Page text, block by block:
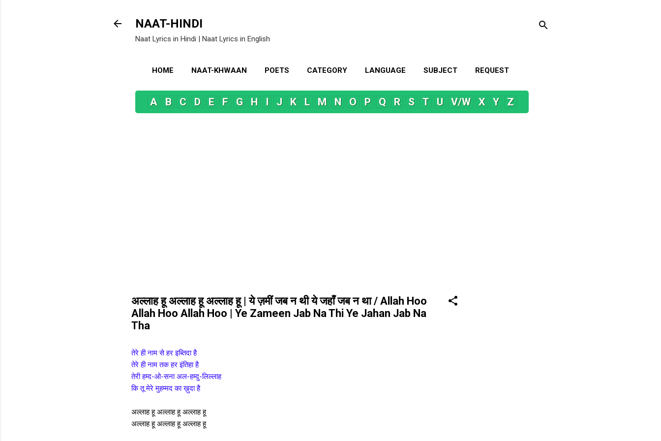
NAAT-HINDI
Naat Lyrics in Hindi | Naat Lyrics in English
HOME NAAT-KHWAAN POETS CATEGORY LANGUAGE SUBJECT REQUEST
MORE… CONTACT US
A B C D E F G H I J K L M N O P Q R S T U V/W X Y Z
अल्लाह हू अल्लाह हू अल्लाह हू | ये ज़मीं जब न थी ये जहाँ जब न था / Allah Hoo
Allah Hoo Allah Hoo | Ye Zameen Jab Na Thi Ye Jahan Jab Na
Tha
तेरे ही नाम से हर इब्तिदा है
तेरे ही नाम तक हर इंतिहा है
तेरी हम्द-ओ-सना अल-हम्दु-लिल्लाह
कि तू मेरे मुहम्मद का ख़ुदा है
अल्लाह हू अल्लाह हू अल्लाह हू
अल्लाह हू अल्लाह हू अल्लाह हू